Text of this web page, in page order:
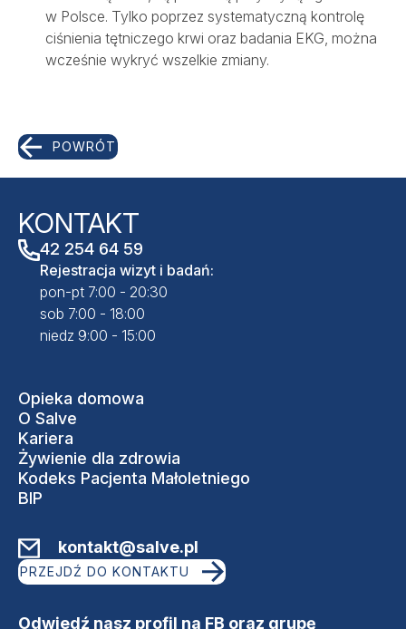
w Polsce. Tylko poprzez systematyczną kontrolę
ciśnienia tętniczego krwi oraz badania EKG, można
wcześnie wykryć wszelkie zmiany.
POWRÓT
KONTAKT
42 254 64 59
Rejestracja wizyt i badań:
pon-pt 7:00 - 20:30
sob 7:00 - 18:00
niedz 9:00 - 15:00
Opieka domowa
O Salve
Kariera
Żywienie dla zdrowia
Kodeks Pacjenta Małoletniego
BIP
kontakt@salve.pl
PRZEJDŹ DO KONTAKTU
Odwiedź nasz profil na FB oraz grupę